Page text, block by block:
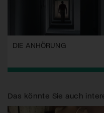
DIE ANHÖRUNG
Das könnte Sie auch